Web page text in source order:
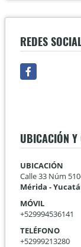
REDES
Facebook
UBICACIÓN Y
UBICACIÓN
Calle 33 Núm
Mérida -
MÓVIL
+529994536141
TELÉFONO
+52999213280